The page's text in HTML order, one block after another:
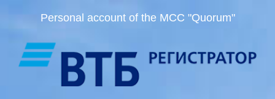
Personal account of the MCC "Quorum"